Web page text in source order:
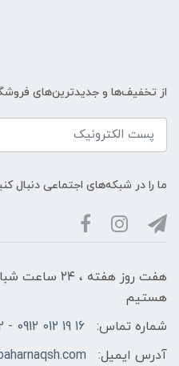
از تخفیف‌ها و جدیدترین‌های
ما را در شبکه‌های اجتماعی دنبال
هفت روز هفته
هستیم
شماره تماس:
16 19 012 0912 - 52 14 00 77 021
آدرس ایمیل: